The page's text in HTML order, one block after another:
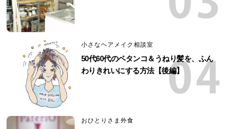
小さなヘアメイク相談室
50代60代のペタンコ＆うねり髪を、ふん
わりきれいにする方法【後編】
おひとりさま外食